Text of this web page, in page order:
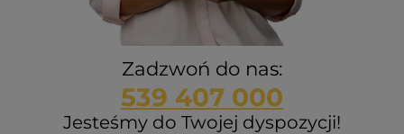
Zadzwoń do nas:
539 407 000
Jesteśmy do Twojej dyspozycji!